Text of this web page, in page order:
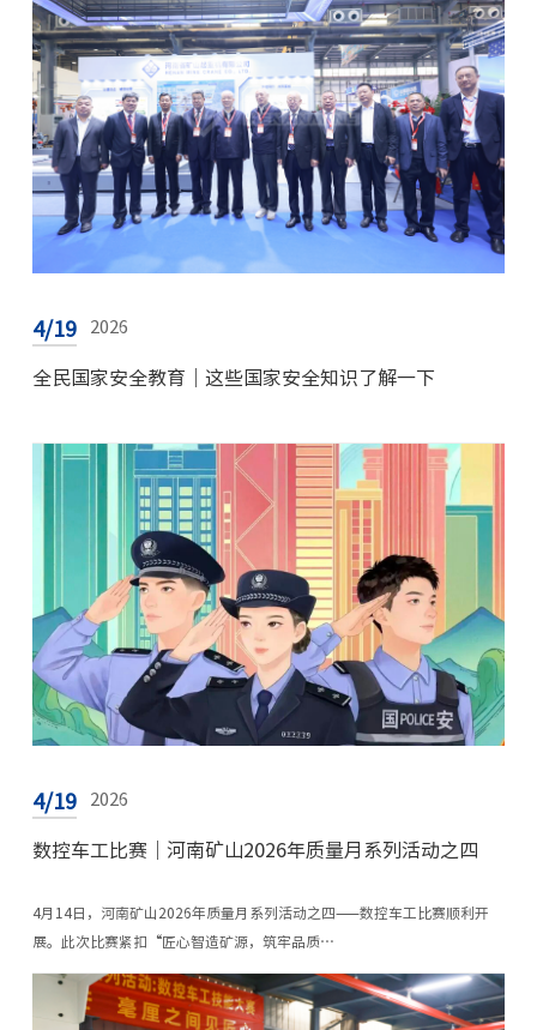
4/19 2026
全民国家安全教育｜这些国家安全知识了解一下
4/19 2026
数控车工比赛｜河南矿山2026年质量月系列活动之四
4月14日，河南矿山2026年质量月系列活动之四——数控车工比赛顺利开
展。此次比赛紧扣“匠心智造矿源，筑牢品质…